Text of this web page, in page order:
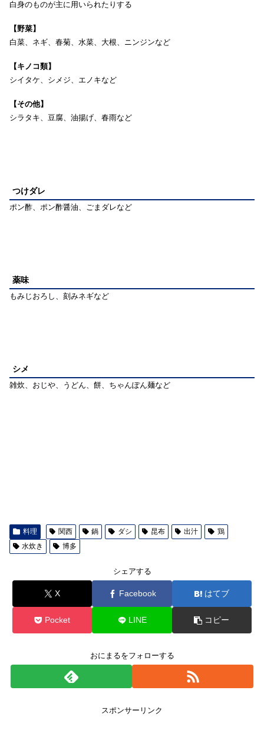
白身のものが主に用いられたりする
【野菜】
白菜、ネギ、春菊、水菜、大根、ニンジンなど
【キノコ類】
シイタケ、シメジ、エノキなど
【その他】
シラタキ、豆腐、油揚げ、春雨など
つけダレ
ポン酢、ポン酢醤油、ごまダレなど
薬味
もみじおろし、刻みネギなど
シメ
雑炊、おじや、うどん、餅、ちゃんぽん麺など
料理 関西 鍋 ダシ 昆布 出汁
鶏
水炊き
博多
シェアする
X Facebook はてブ
Pocket LINE コピー
おにまるをフォローする
スポンサーリンク